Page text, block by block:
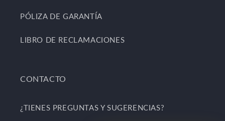
PÓLIZA DE GARANTÍA
LIBRO DE RECLAMACIONES
CONTACTO
¿TIENES PREGUNTAS Y SUGERENCIAS?